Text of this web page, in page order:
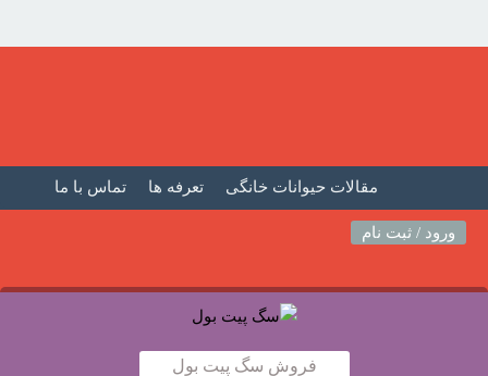
تماس با ما تعرفه ها مقالات حیوانات خانگی
صفحه اصلی
ورود / ثبت نام
فروش سگ پیت بول